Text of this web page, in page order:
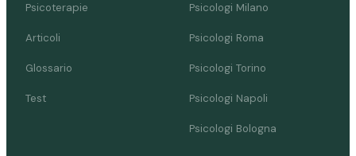
Psicoterapie
Articoli
Glossario
Test
Psicologi Milano
Psicologi Roma
Psicologi Torino
Psicologi Napoli
Psicologi Bologna